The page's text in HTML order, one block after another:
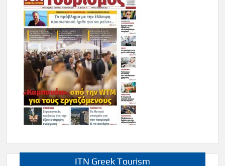
ITN Greek Tourism